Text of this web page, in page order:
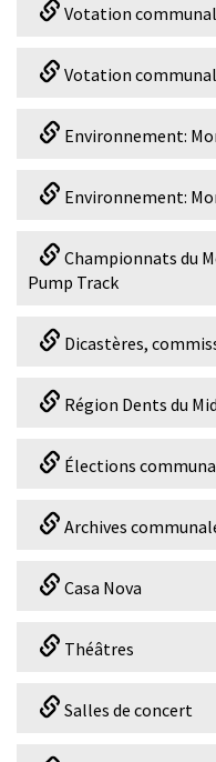
Votation
Votation
Environnement:
Environnement:
Championnats du
Pump Track
Dicastères,
Région Dents du
Élections
Archives
Casa Nova
Théâtres
Salles de concert